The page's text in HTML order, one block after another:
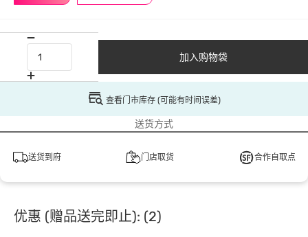
加入购物袋
查看门市库存 (可能有时间误差)
送货方式
送货到府 门店取货 合作自取点
优惠 (赠品送完即止): (2)